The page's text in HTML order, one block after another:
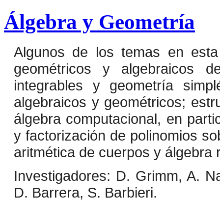
Álgebra y Geometría
Algunos de los temas en
geométricos y algebraicos
integrables y geometría
algebraicos y geométricos;
álgebra computacional, en
y factorización de polinomios
aritmética de cuerpos y álgebra
Investigadores: D. Grimm, A.
D. Barrera, S. Barbieri.